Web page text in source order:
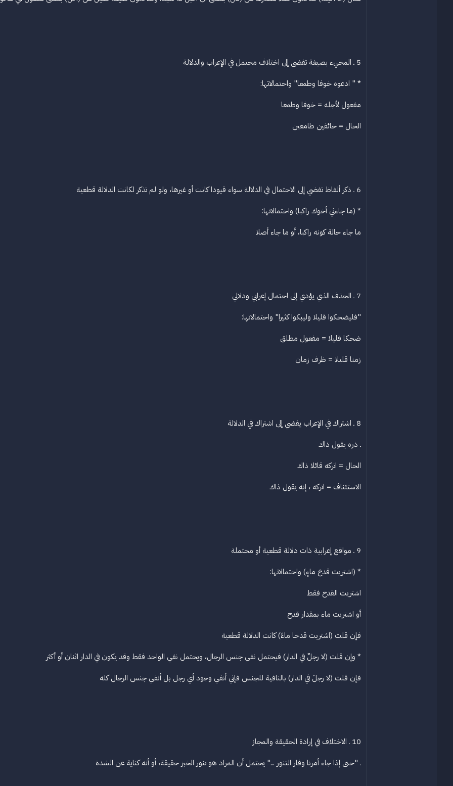
5 ـ المجيء بصيغة تفضي إلى اختلاف محتمل في الإعراب والدلالة
* " ادعوه خوفا وطمعا" واحتمالاتها:
مفعول لأجله = خوفا وطمعا
الحال = خائفين طامعين
6 ـ ذكر ألفاظ تفضي إلى الاحتمال في الدلالة سواء قيودا كانت أو غيرها، ولو لم تذكر لكانت الدلالة قطعية
* (ما جاءني أخوك راكبا) واحتمالاتها:
ما جاء حالة كونه راكبا، أو ما جاء أصلا
7 ـ الحذف الذي يؤدي إلى احتمال إعرابي ودلالي
"فليضحكوا قليلا وليبكوا كثيرا" واحتمالاتها:
ضحكا قليلا = مفعول مطلق
زمنا قليلا = ظرف زمان
8 ـ اشتراك في الإعراب يفضي إلى اشتراك في الدلالة
ـ ذره يقول ذاك
الحال = اتركه قائلا ذاك
الاستئناف = اتركه ، إنه يقول ذاك
9 ـ مواقع إعرابية ذات دلالة قطعية أو محتملة
* (اشتريت قدحَ ماءٍ) واحتمالاتها:
اشتريت القدح فقط
أو اشتريت ماء بمقدار قدح
فإن قلت (اشتريت قدحا ماءً) كانت الدلالة قطعية
* وإن قلت (لا رجلٌ في الدار) فيحتمل نفي جنس الرجال، ويحتمل نفي الواحد فقط وقد يكون في الدار اثنان أو أكثر
فإن قلت (لا رجلَ في الدار) بالنافية للجنس فإني أنفي وجود أي رجل بل أنفي جنس الرجال كله
10 ـ الاختلاف في إرادة الحقيقة والمجاز
ـ "حتى إذا جاء أمرنا وفار التنور ..." يحتمل أن المراد هو تنور الخبز حقيقة، أو أنه كناية عن الشدة